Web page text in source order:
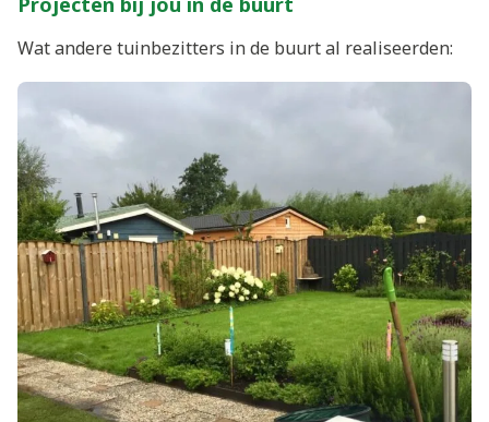
Wat andere tuinbezitters in de buurt al realiseerden: